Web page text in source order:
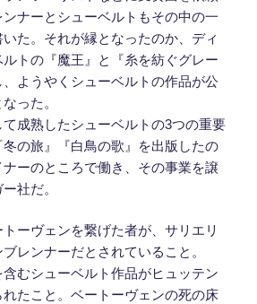
ナーとシューベルトもその中の一
た。それが縁となったのか、ディ
トの『魔王』と『糸を紡ぐグレー
、ようやくシューベルトの作品が公
った。
成熟したシューベルトの3つの重要
の旅』『白鳥の歌』を出版したの
ーのところで働き、その事業を譲
社だ。
ーヴェンを繋げた者が、サリエリ
レンナーだとされていること。
含むシューベルト作品がヒュッテン
たこと。ベートーヴェンの死の床